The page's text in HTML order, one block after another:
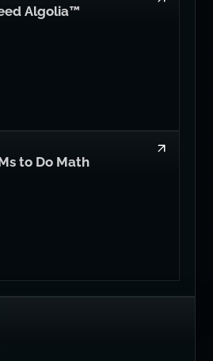
Algolia™
to Do Math